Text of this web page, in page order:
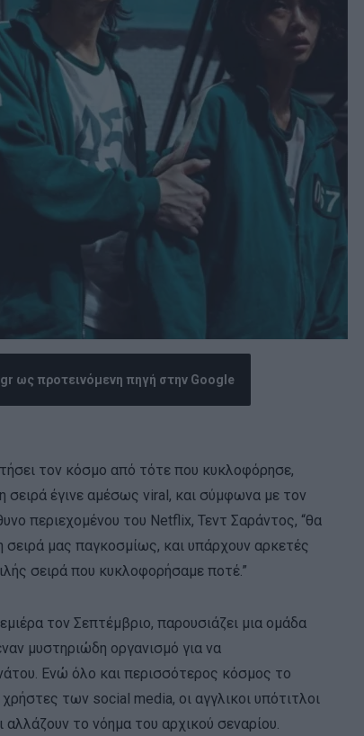
ως προτεινόμενη πηγή στην Google
τον κόσμο από τότε που κυκλοφόρησε,
σειρά έγινε αμέσως viral, και σύμφωνα με τον
περιεχομένου του Netflix, Τεντ Σαράντος, “θα
σειρά μας παγκοσμίως, και υπάρχουν αρκετές
σειρά που κυκλοφορήσαμε ποτέ.”
τον Σεπτέμβριο, παρουσιάζει μια ομάδα
μυστηριώδη οργανισμό για να
Ενώ όλο και περισσότερος κόσμος το
των social media, οι αγγλικοι υπότιτλοι
το νόημα του αρχικού σεναρίου.